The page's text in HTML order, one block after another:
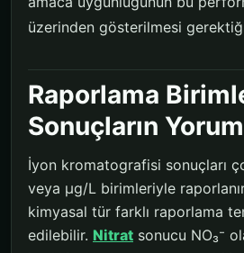
üzerinden gösterilmesi
Raporlama
Sonuçların
İyon kromatografisi sonuçları
veya µg/L birimleriyle
kimyasal tür farklı raporlama
edilebilir. Nitrat sonucu NO₃⁻